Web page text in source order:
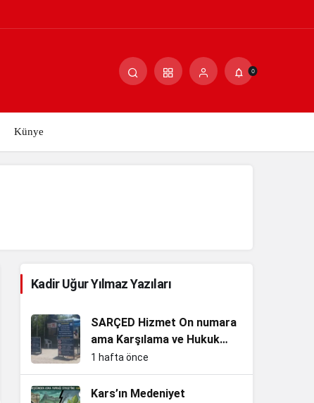
0
Künye
Kadir Uğur Yılmaz Yazıları
SARÇED Hizmet On numara
ama Karşılama ve Hukuk
Sıfır!
1 hafta önce
Kars’ın Medeniyet